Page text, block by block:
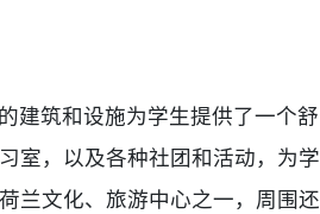
建筑和设施为学生提供了一个舒
室，以及各种社团和活动，为学
兰文化、旅游中心之一，周围还